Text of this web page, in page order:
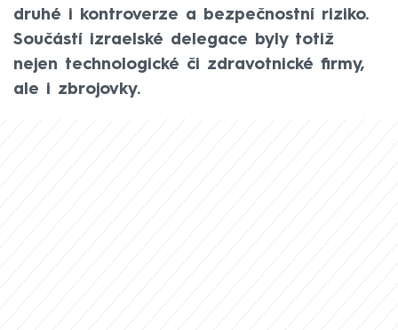
druhé i kontroverze a bezpečnostní riziko.
Součástí izraelské delegace byly totiž
nejen technologické či zdravotnické firmy,
ale i zbrojovky.